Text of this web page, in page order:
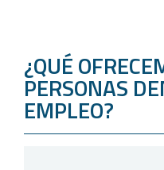
¿QUÉ
PERSONAS
EMPLEO?